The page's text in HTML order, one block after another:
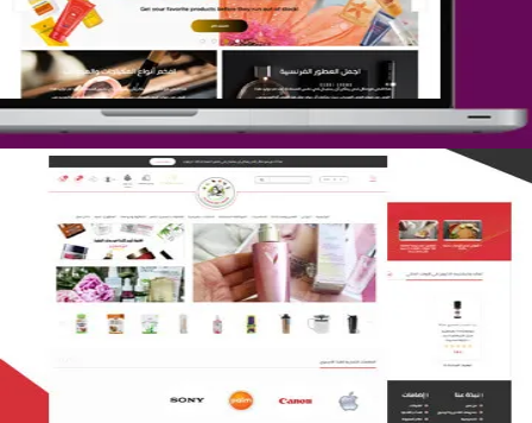
التفاصيل
تصميم متجر لمار
التفاصيل